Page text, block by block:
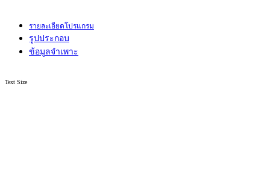
รายละเอียดโปรแกรม
รูปประกอบ
ข้อมูลจำเพาะ
Text Size